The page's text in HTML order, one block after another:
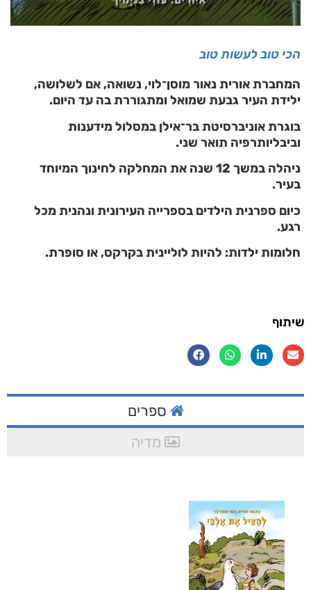
הכי טוב לעשות טוב
המחברת אורית נאור מוסן־לוי, נשואה, אם לשלושה,
ילידת העיר גבעת שמואל ומתגוררת בה עד היום.
בוגרת אוניברסיטת בר־אילן במסלול מידענות
וביבליותרפיה תואר שני.
ניהלה במשך 12 שנה את המחלקה לחינוך המיוחד
בעיר.
כיום ספרנית הילדים בספרייה העירונית ונהנית מכל
רגע.
חלומות ילדות: להיות לוליינית בקרקס, או סופרת.
שיתוף
ספרים
מדיה